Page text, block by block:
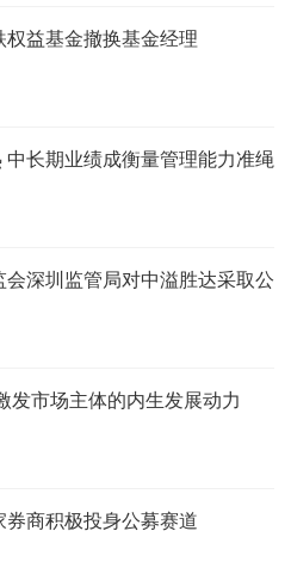
益基金撤换基金经理
长期业绩成衡量管理能力准绳
深圳监管局对中溢胜达采取公
发市场主体的内生发展动力
商积极投身公募赛道